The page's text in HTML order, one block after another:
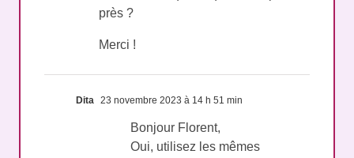
près ?
Merci !
Dita 23 novembre 2023 à 14 h 51 min
Bonjour Florent,
Oui, utilisez les mêmes